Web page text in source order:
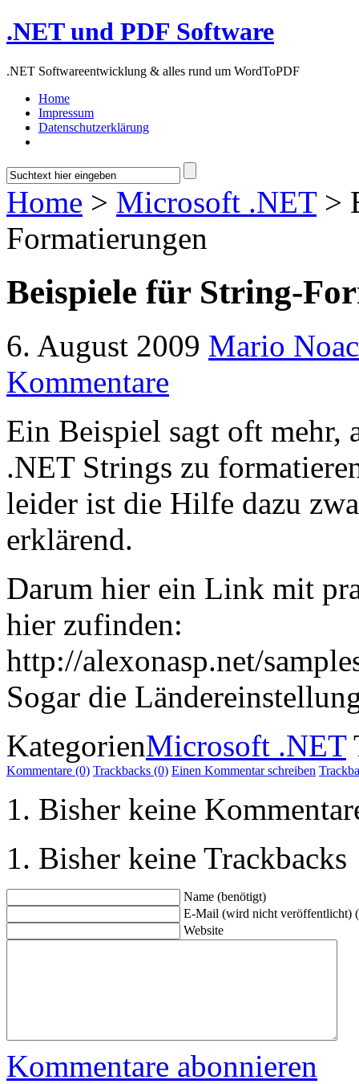
.NET und PDF Software
.NET Softwareentwicklung & alles rund um WordToPDF
Home
Impressum
Datenschutzerklärung
Home > Microsoft .NET>
Formatierungen
Beispiele für String-
6. August 2009 Mario
Kommentare
Ein Beispiel sagt oft
.NET Strings zu
leider ist die Hilfe dazu
erklärend.
Darum hier ein Link mit
hier zufinden:
http://alexonasp.net/
Sogar die
KategorienMicrosoft .NET
Kommentare (0) Trackbacks (0) Einen Kommentar schreiben
Bisher keine
Bisher keine Trackbacks
Name (benötigt)
E-Mail (wird nicht veröffentlicht)
Website
Kommentare abonnieren